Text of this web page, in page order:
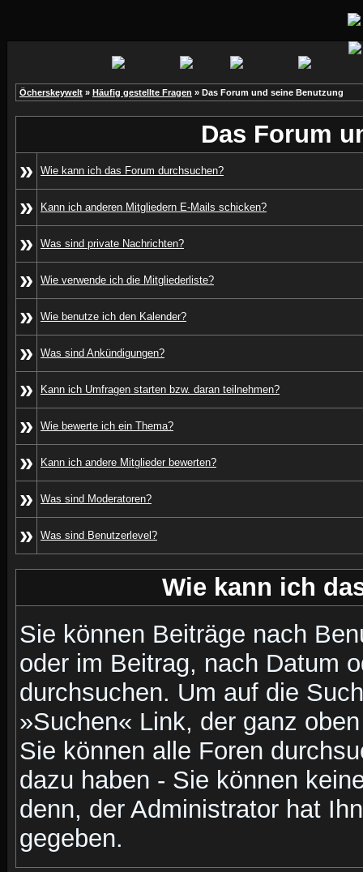
Öcherskeywelt » Häufig gestellte Fragen » Das Forum und seine Benutzung
Das Forum
»
Wie kann ich das Forum durchsuchen?
» Kann ich anderen Mitgliedern E-Mails schicken?
» Was sind private Nachrichten?
» Wie verwende ich die Mitgliederliste?
» Wie benutze ich den Kalender?
» Was sind Ankündigungen?
» Kann ich Umfragen starten bzw. daran teilnehmen?
» Wie bewerte ich ein Thema?
» Kann ich andere Mitglieder bewerten?
» Was sind Moderatoren?
» Was sind Benutzerlevel?
Wie kann ich
Sie können Beiträge nach
oder im Beitrag, nach Datum
durchsuchen. Um auf die
»Suchen« Link, der ganz
Sie können alle Foren
dazu haben - Sie können
denn, der Administrator hat
gegeben.